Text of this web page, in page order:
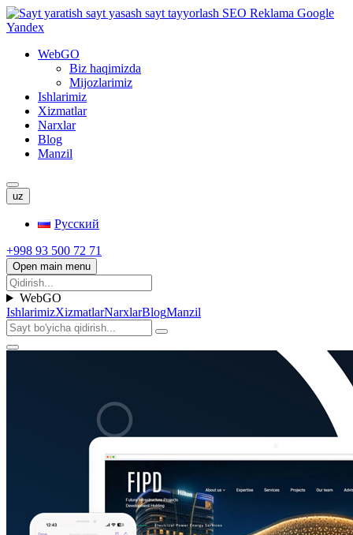
WebGO
Biz haqimizda
Mijozlarimiz
Ishlarimiz
Xizmatlar
Narxlar
Blog
Manzil
uz
Русский
+998 93 500 72 71
Open main menu
WebGO
IshlarimizXizmatlarNarxlarBlogManzil